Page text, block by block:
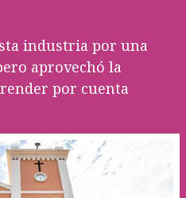
industria por una
aprovechó la
por cuenta